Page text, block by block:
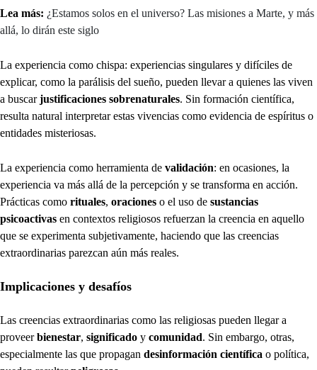
Lea más: ¿Estamos solos en el universo? Las misiones a Marte, y más
allá, lo dirán este siglo
La experiencia como chispa: experiencias singulares y difíciles de
explicar, como la parálisis del sueño, pueden llevar a quienes las viven
a buscarjustificaciones sobrenaturales. Sin formación científica,
resulta natural interpretar estas vivencias como evidencia de espíritus o
entidades misteriosas.
La experiencia como herramienta de validación: en ocasiones, la
experiencia va más allá de la percepción y se transforma en acción.
Prácticas como rituales, oraciones o el uso de sustancias
psicoactivas en contextos religiosos refuerzan la creencia en aquello
que se experimenta subjetivamente, haciendo que las creencias
extraordinarias parezcan aún más reales.
Implicaciones y desafíos
Las creencias extraordinarias como las religiosas pueden llegar a
proveerbienestar, significado y comunidad. Sin embargo, otras,
especialmente las que propagan desinformación científica o política,